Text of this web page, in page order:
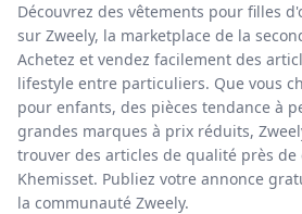
Découvrez des vêtements pour filles
sur Zweely, la marketplace de la
Achetez et vendez facilement des
lifestyle entre particuliers. Que vous
pour enfants, des pièces tendance à
grandes marques à prix réduits,
trouver des articles de qualité près de
Khemisset. Publiez votre annonce
la communauté Zweely.